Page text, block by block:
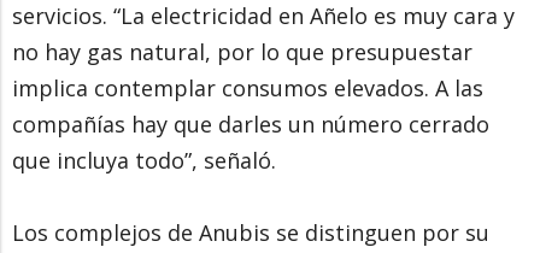
servicios. “La electricidad en Añelo es muy cara y
no hay gas natural, por lo que presupuestar
implica contemplar consumos elevados. A las
compañías hay que darles un número cerrado
que incluya todo”, señaló.
Los complejos de Anubis se distinguen por su